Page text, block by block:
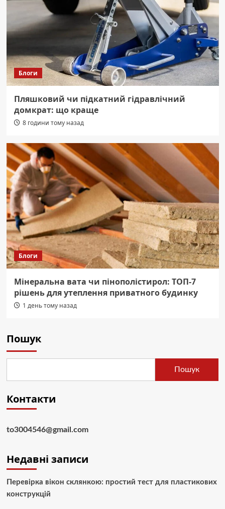
Блоги
Пляшковий чи підкатний гідравлічний
домкрат: що краще
8 години тому назад
Блоги
Мінеральна вата чи пінополістирол: ТОП-7
рішень для утеплення приватного будинку
1 день тому назад
Пошук
Пошук
Контакти
to3004546@gmail.com
Недавні записи
Перевірка вікон склянкою: простий тест для пластикових
конструкцій